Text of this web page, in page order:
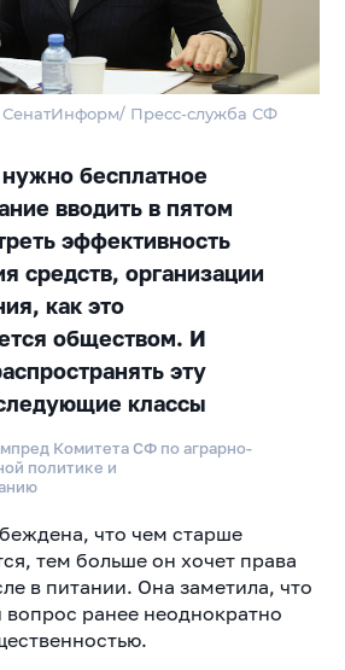
СенатИнформ/ Пресс-служба СФ
бесплатное
вводить в пятом
эффективность
средств, организации
как это
обществом. И
эту
классы
Комитета СФ по аграрно-
политике и
что чем старше
тем больше он хочет права
в питании. Она заметила, что
ранее неоднократно